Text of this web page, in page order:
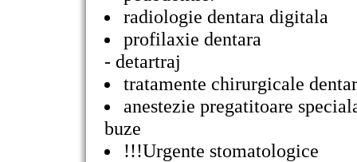
radiologie dentara digitala
profilaxie dentara
- detartraj
tratamente chirurgicale
anestezie pregatitoare
buze
!!!Urgente stomatologice